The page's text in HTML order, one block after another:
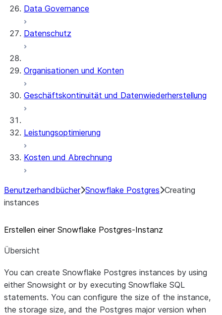
Data Governance
Datenschutz
Organisationen und Konten
Geschäftskontinuität und Datenwiederherstellung
Leistungsoptimierung
Kosten und Abrechnung
Benutzerhandbücher Snowflake Postgres Creating
instances
Erstellen einer Snowflake Postgres-Instanz
Übersicht
You can create Snowflake Postgres instances by using
either Snowsight or by executing Snowflake SQL
statements. You can configure the size of the instance,
the storage size, and the Postgres major version when